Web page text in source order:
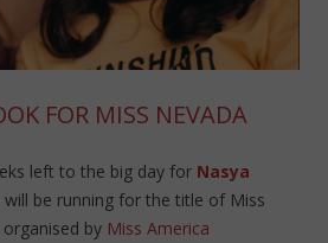
FOR MISS NEVADA
left to the big day for Nasya
will be running for the title of Miss
by Miss America